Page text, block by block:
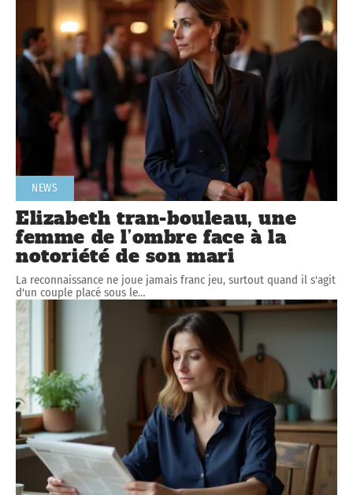
NEWS
Elizabeth tran-bouleau, une
femme de l’ombre face à la
notoriété de son mari
La reconnaissance ne joue jamais franc jeu, surtout quand il s'agit
d'un couple placé sous le…